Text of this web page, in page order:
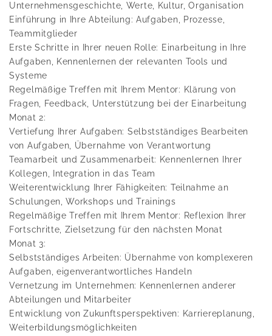
Unternehmensgeschichte, Werte, Kultur, Organisation
Einführung in Ihre Abteilung: Aufgaben, Prozesse,
Teammitglieder
Erste Schritte in Ihrer neuen Rolle: Einarbeitung in Ihre
Aufgaben, Kennenlernen der relevanten Tools und
Systeme
Regelmäßige Treffen mit Ihrem Mentor: Klärung von
Fragen, Feedback, Unterstützung bei der Einarbeitung
Monat 2:
Vertiefung Ihrer Aufgaben: Selbstständiges Bearbeiten
von Aufgaben, Übernahme von Verantwortung
Teamarbeit und Zusammenarbeit: Kennenlernen Ihrer
Kollegen, Integration in das Team
Weiterentwicklung Ihrer Fähigkeiten: Teilnahme an
Schulungen, Workshops und Trainings
Regelmäßige Treffen mit Ihrem Mentor: Reflexion Ihrer
Fortschritte, Zielsetzung für den nächsten Monat
Monat 3:
Selbstständiges Arbeiten: Übernahme von komplexeren
Aufgaben, eigenverantwortliches Handeln
Vernetzung im Unternehmen: Kennenlernen anderer
Abteilungen und Mitarbeiter
Entwicklung von Zukunftsperspektiven: Karriereplanung,
Weiterbildungsmöglichkeiten